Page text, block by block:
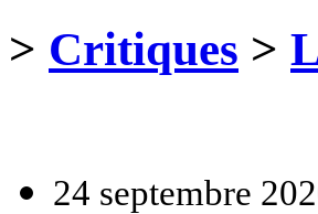
> Critiques >
24 septembre